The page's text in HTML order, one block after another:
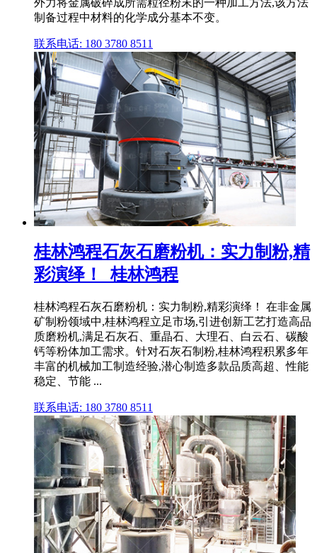
外力将金属破碎成所需粒径粉末的一种加工方法,该方法
制备过程中材料的化学成分基本不变。
联系电话: 180 3780 8511
桂林鸿程石灰石磨粉机：实力制粉,精
彩演绎！_桂林鸿程
桂林鸿程石灰石磨粉机：实力制粉,精彩演绎！ 在非金属
矿制粉领域中,桂林鸿程立足市场,引进创新工艺打造高品
质磨粉机,满足石灰石、重晶石、大理石、白云石、碳酸
钙等粉体加工需求。针对石灰石制粉,桂林鸿程积累多年
丰富的机械加工制造经验,潜心制造多款品质高超、性能
稳定、节能 ...
联系电话: 180 3780 8511